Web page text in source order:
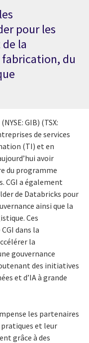
pour les
la
du
GIB) (TSX:
de services
(TI) et en
avoir
du programme
CGI a également
de Databricks pour
ainsi que la
Ces
dans la
la
gouvernance
des initiatives
et d’IA à grande
les partenaires
et leur
grâce à des